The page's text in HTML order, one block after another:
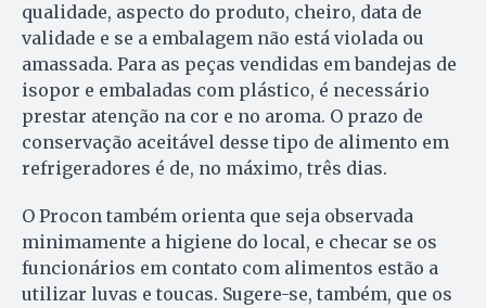
qualidade, aspecto do produto, cheiro, data de
validade e se a embalagem não está violada ou
amassada. Para as peças vendidas em bandejas de
isopor e embaladas com plástico, é necessário
prestar atenção na cor e no aroma. O prazo de
conservação aceitável desse tipo de alimento em
refrigeradores é de, no máximo, três dias.
O Procon também orienta que seja observada
minimamente a higiene do local, e checar se os
funcionários em contato com alimentos estão a
utilizar luvas e toucas. Sugere-se, também, que os